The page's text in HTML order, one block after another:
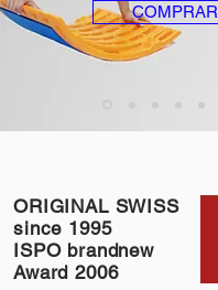
COMPRAR
ORIGINAL SWISS
since 1995
ISPO brandnew
Award 2006